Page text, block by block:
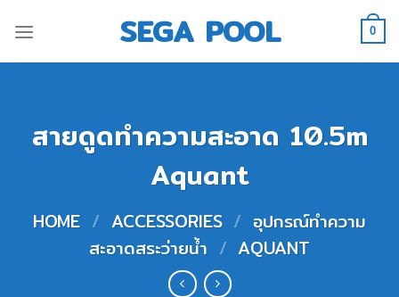
to
SEGA POOL 0
สายดูดทำความสะอาด 10.5m
Aquant
HOME / ACCESSORIES / อุปกรณ์ทำความ
สะอาดสระว่ายน้ำ / AQUANT